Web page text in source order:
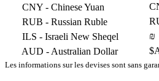
CNY - Chinese Yuan
RUB - Russian Ruble
ILS - Israeli New Sheqel ₪
AUD - Australian Dollar
Les informations sur les devises sont sans